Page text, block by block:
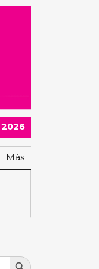
2026
Más
Search Button